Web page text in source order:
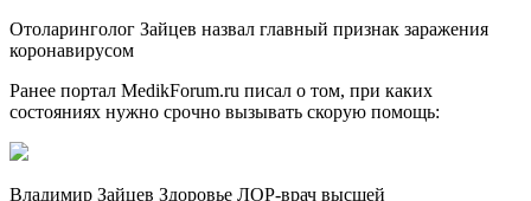
Отоларинголог Зайцев назвал главный признак заражения
коронавирусом
Ранее портал MedikForum.ru писал о том, при каких
состояниях нужно срочно вызывать скорую помощь:
Владимир Зайцев Здоровье ЛОР-врач высшей